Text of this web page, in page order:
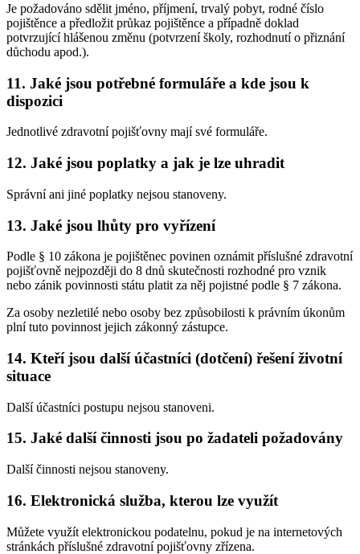
Je požadováno sdělit jméno, příjmení, trvalý pobyt, rodné číslo
pojištěnce a předložit průkaz pojištěnce a případně doklad
potvrzující hlášenou změnu (potvrzení školy, rozhodnutí o přiznání
důchodu apod.).
11. Jaké jsou potřebné formuláře a kde jsou k
dispozici
Jednotlivé zdravotní pojišťovny mají své formuláře.
12. Jaké jsou poplatky a jak je lze uhradit
Správní ani jiné poplatky nejsou stanoveny.
13. Jaké jsou lhůty pro vyřízení
Podle § 10 zákona je pojištěnec povinen oznámit příslušné zdravotní
pojišťovně nejpozději do 8 dnů skutečnosti rozhodné pro vznik
nebo zánik povinnosti státu platit za něj pojistné podle § 7 zákona.
Za osoby nezletilé nebo osoby bez způsobilosti k právním úkonům
plní tuto povinnost jejich zákonný zástupce.
14. Kteří jsou další účastníci (dotčení) řešení životní
situace
Další účastníci postupu nejsou stanoveni.
15. Jaké další činnosti jsou po žadateli požadovány
Další činnosti nejsou stanoveny.
16. Elektronická služba, kterou lze využít
Můžete využít elektronickou podatelnu, pokud je na internetových
stránkách příslušné zdravotní pojišťovny zřízena.